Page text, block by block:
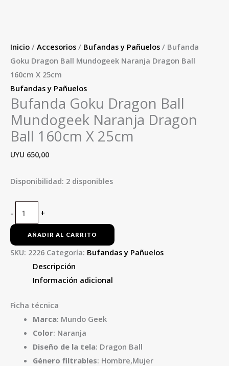
Inicio / Accesorios / Bufandas y Pañuelos / Bufanda
Goku Dragon Ball Mundogeek Naranja Dragon Ball
160cm X 25cm
Bufandas y Pañuelos
Bufanda Goku Dragon Ball
Mundogeek Naranja Dragon
Ball 160cm X 25cm
UYU 650,00
Disponibilidad: 2 disponibles
- +
AÑADIR AL CARRITO
SKU: 2226 Categoría: Bufandas y Pañuelos
Descripción
Información adicional
Ficha técnica
Marca: Mundo Geek
Color: Naranja
Diseño de la tela: Dragon Ball
Género filtrables: Hombre,Mujer